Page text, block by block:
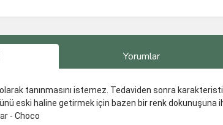
Yorumlar
tanınmasını istemez. Tedaviden sonra
eski haline getirmek için bazen bir renk dokunuşuna
- Choco